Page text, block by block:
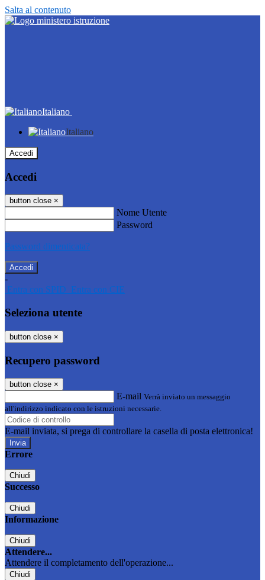
Salta al contenuto
Italiano
Italiano
Accedi
Accedi
button close ×
Nome Utente
Password
Password dimenticata?
-
Entra con SPID Entra con CIE
Seleziona utente
button close ×
Recupero password
button close ×
E-mail Verrà inviato un messaggio
all'indirizzo indicato con le istruzioni necessarie.
E-mail inviata, si prega di controllare la casella di posta elettronica!
Errore
Chiudi
Successo
Chiudi
Informazione
Chiudi
Attendere...
Attendere il completamento dell'operazione...
Chiudi